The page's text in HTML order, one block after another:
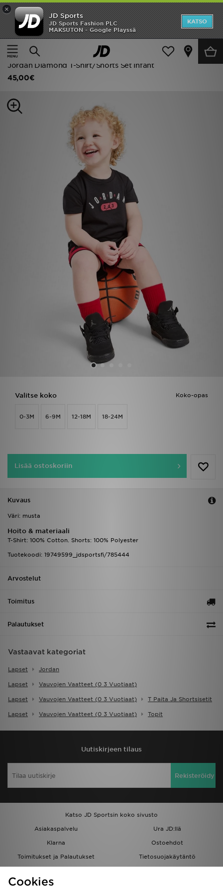
×
JD Sports
JD Sports Fashion PLC
MAKSUTON - Google Playssä
KATSO
Etusivu
Lapset
Vauvojen vaatteet (0-3-vuotiaat)
Jordan Diamond T-Shirt/Shorts Set Infant
45,00€
Koko-opas
Valitse koko
0-3M 6-9M 12-18M 18-24M
Lisää ostoskoriin
Kuvaus
Väri: musta
Hoito & materiaali
T-Shirt: 100% Cotton. Shorts: 100% Polyester
Tuotekoodi: 19749599_jdsportsfi/785444
Arvostelut
Toimitus
Palautukset
Vastaavat kategoriat
Lapset Jordan
Lapset Vauvojen Vaatteet (0 3 Vuotiaat)
Lapset Vauvojen Vaatteet (0 3 Vuotiaat) T Paita Ja Shortsisetit
Lapset Vauvojen Vaatteet (0 3 Vuotiaat) Topit
Uutiskirjeen tilaus
Rekisteröidy
Katso JD Sportsin koko sivusto
Asiakaspalvelu
Ura JD:llä
Klarna
Ostoehdot
Toimitukset ja Palautukset
Tietosuojakäytäntö
Löydä myymälä
Etusivu
ALE
Uutuudet
Miehet
Lataa JD-sovellus
Asiakaspalvelu ja tietoa
Cookies